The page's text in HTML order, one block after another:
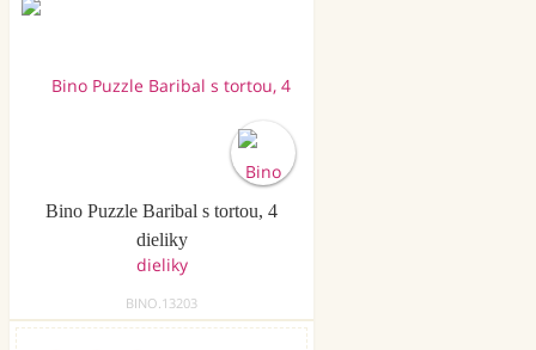
Bino Puzzle Baribal s tortou, 4
dieliky
BINO.13203